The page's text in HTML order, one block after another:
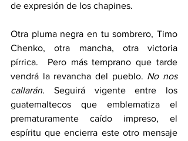
de expresión de los chapines.
Otra pluma negra en tu sombrero, Timo
Chenko, otra mancha, otra victoria
pírrica.  Pero más temprano que tarde
vendrá la revancha del pueblo. No nos
callarán. Seguirá vigente entre los
guatemaltecos que emblematiza el
prematuramente caído impreso, el
espíritu que encierra este otro mensaje